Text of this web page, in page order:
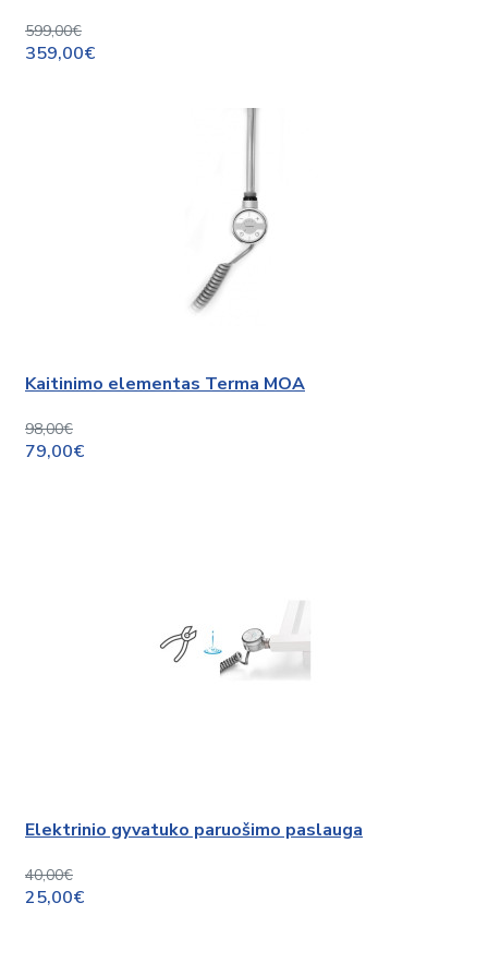
599,00€
359,00€
Kaitinimo elementas Terma MOA
98,00€
79,00€
Elektrinio gyvatuko paruošimo paslauga
40,00€
25,00€